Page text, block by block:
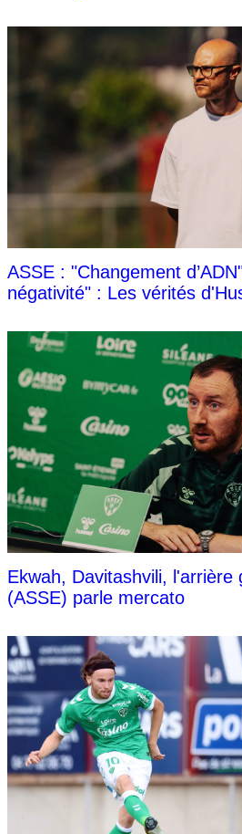
ASSE : "Changement
négativité" : Les vérités
Ekwah, Davitashvili, l'arrière
(ASSE) parle mercato